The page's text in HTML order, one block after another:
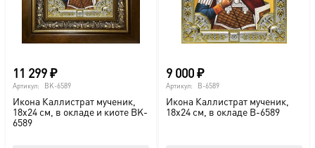
11 299₽
Артикул: BK-6589
Икона Каллистрат мученик,
18х24 см, в окладе и киоте BK-
6589
9 000₽
Артикул: B-6589
Икона Каллистрат мученик,
18х24 см, в окладе B-6589